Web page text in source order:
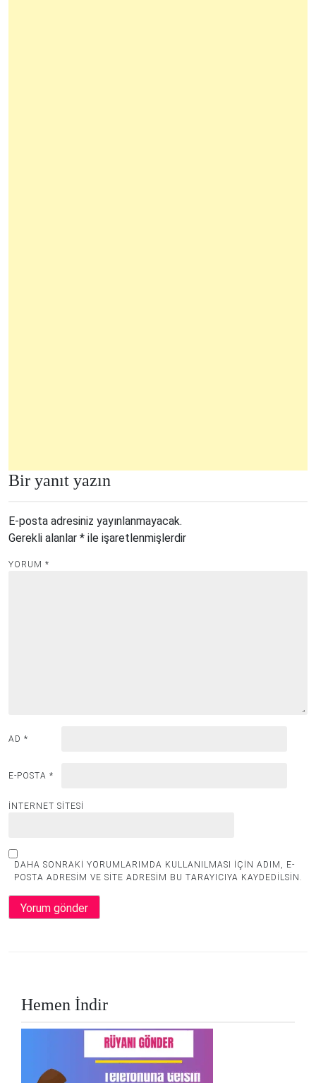
Bir yanıt yazın
E-posta adresiniz yayınlanmayacak.
Gerekli alanlar * ile işaretlenmişlerdir
YORUM *
AD *
E-POSTA *
İNTERNET SITESI
DAHA SONRAKI YORUMLARIMDA KULLANILMASI IÇIN ADIM, E-
POSTA ADRESIM VE SITE ADRESIM BU TARAYICIYA KAYDEDILSIN.
Hemen İndir